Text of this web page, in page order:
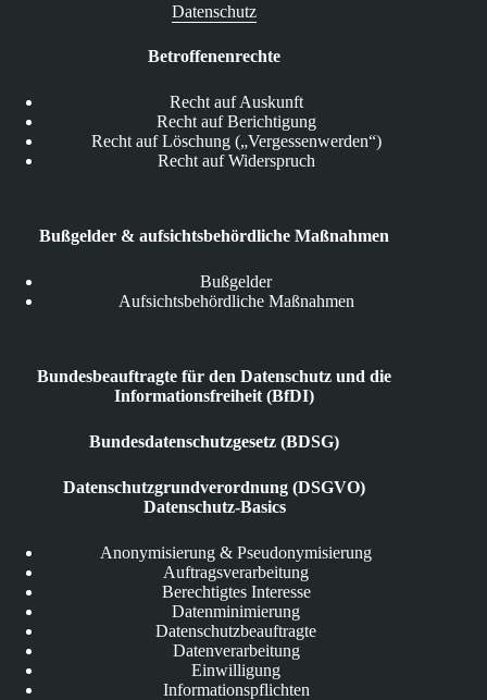
Datenschutz
Betroffenenrechte
Recht auf Auskunft
Recht auf Berichtigung
Recht auf Löschung („Vergessenwerden“)
Recht auf Widerspruch
Bußgelder & aufsichtsbehördliche Maßnahmen
Bußgelder
Aufsichtsbehördliche Maßnahmen
Bundesbeauftragte für den Datenschutz und die
Informationsfreiheit (BfDI)
Bundesdatenschutzgesetz (BDSG)
Datenschutzgrundverordnung (DSGVO)
Datenschutz-Basics
Anonymisierung & Pseudonymisierung
Auftragsverarbeitung
Berechtigtes Interesse
Datenminimierung
Datenschutzbeauftragte
Datenverarbeitung
Einwilligung
Informationspflichten